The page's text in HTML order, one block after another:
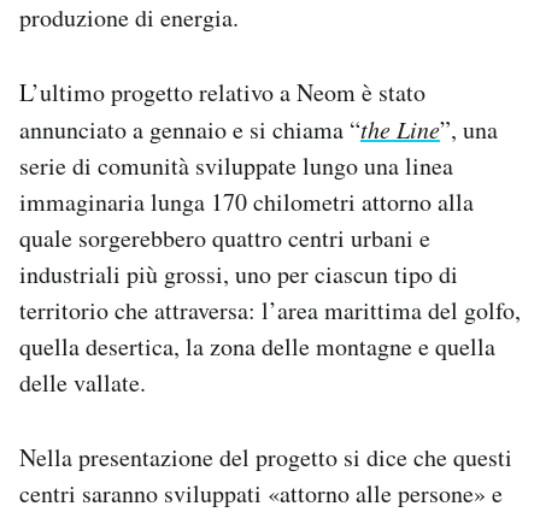
produzione di energia.
L’ultimo progetto relativo a Neom è stato
annunciato a gennaio e si chiama “the Line”, una
serie di comunità sviluppate lungo una linea
immaginaria lunga 170 chilometri attorno alla
quale sorgerebbero quattro centri urbani e
industriali più grossi, uno per ciascun tipo di
territorio che attraversa: l’area marittima del golfo,
quella desertica, la zona delle montagne e quella
delle vallate.
Nella presentazione del progetto si dice che questi
centri saranno sviluppati «attorno alle persone» e